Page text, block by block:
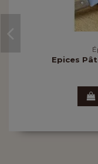
Epices